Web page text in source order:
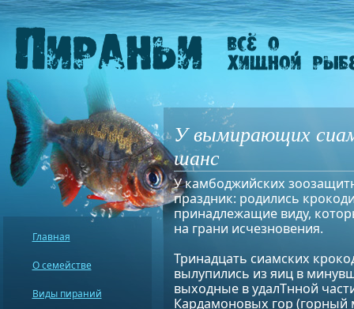
У вымирающих
шанс
У камбоджийских
праздник: родились
принадлежащие виду,
на грани исчезновения.
Тринадцать сиамских
вылупились из яиц в
выходные в удалTнной
Кардамоновых гор (горный
Главная
О семействе
Виды пираний